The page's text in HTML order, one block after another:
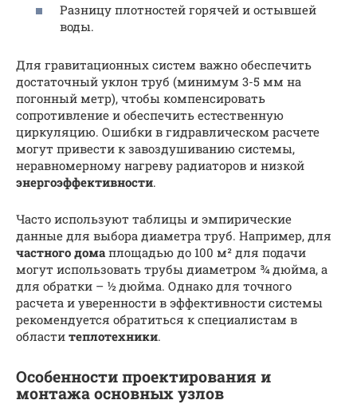
Разницу плотностей горячей и остывшей
воды.
Для гравитационных систем важно обеспечить
достаточный уклон труб (минимум 3-5 мм на
погонный метр), чтобы компенсировать
сопротивление и обеспечить естественную
циркуляцию. Ошибки в гидравлическом расчете
могут привести к завоздушиванию системы,
неравномерному нагреву радиаторов и низкой
энергоэффективности.
Часто используют таблицы и эмпирические
данные для выбора диаметра труб. Например, для
частного дома площадью до 100 м² для подачи
могут использовать трубы диаметром ¾ дюйма, а
для обратки – ½ дюйма. Однако для точного
расчета и уверенности в эффективности системы
рекомендуется обратиться к специалистам в
области теплотехники.
Особенности проектирования и
монтажа основных узлов